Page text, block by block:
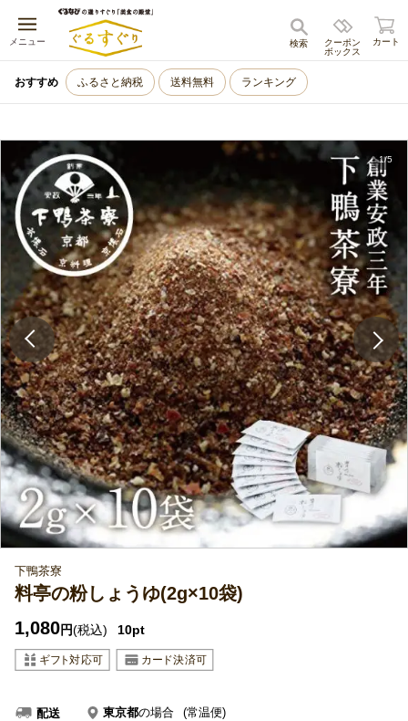
メニュー
キャンセル
クーポン
ボックス
検索 カート
おすすめ ふるさと納税 送料無料 ランキング
1/5
下鴨茶寮
料亭の粉しょうゆ(2g×10袋)
1,080円(税込) 10pt
配送 東京都の場合
(常温便)